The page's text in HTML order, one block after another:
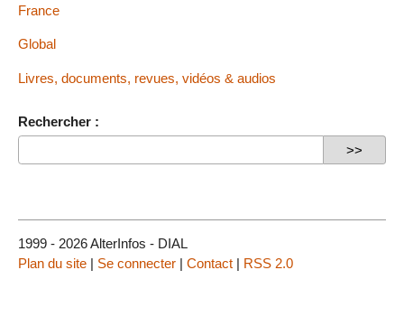
France
Global
Livres, documents, revues, vidéos & audios
Rechercher :
1999 - 2026 AlterInfos - DIAL
Plan du site | Se connecter | Contact | RSS 2.0